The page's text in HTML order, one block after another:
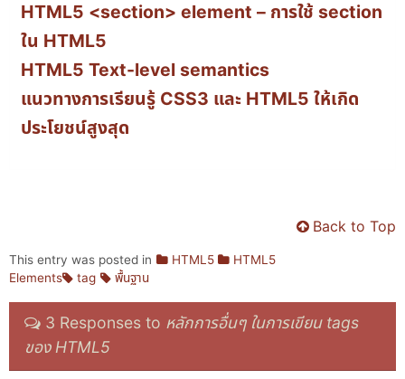
HTML5 <section> element – การใช้ section
ใน HTML5
HTML5 Text-level semantics
แนวทางการเรียนรู้ CSS3 และ HTML5 ให้เกิด
ประโยชน์สูงสุด
Back to Top
This entry was posted in HTML5
HTML5
Elements
tag พื้นฐาน
3 Responses to หลักการอื่นๆ ในการเขียน tags
ของ HTML5